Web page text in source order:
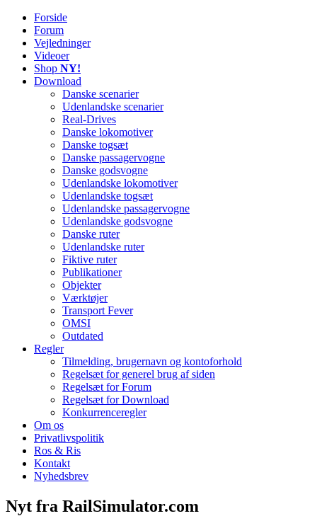
Railworks Danmark
Det danske site om Train Simulator Classic
Forside
Forum
Vejledninger
Videoer
Shop NY!
Download
Danske scenarier
Udenlandske scenarier
Real-Drives
Danske lokomotiver
Danske togsæt
Danske passagervogne
Danske godsvogne
Udenlandske lokomotiver
Udenlandske togsæt
Udenlandske passagervogne
Udenlandske godsvogne
Danske ruter
Udenlandske ruter
Fiktive ruter
Publikationer
Objekter
Værktøjer
Transport Fever
OMSI
Outdated
Regler
Tilmelding, brugernavn og kontoforhold
Regelsæt for generel brug af siden
Regelsæt for Forum
Regelsæt for Download
Konkurrenceregler
Om os
Privatlivspolitik
Ros & Ris
Kontakt
Nyhedsbrev
Nyt fra RailSimulator.com